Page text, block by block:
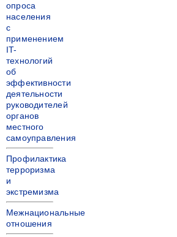
опроса
населения
с
применением
IT-
технологий
об
эффективности
деятельности
руководителей
органов
местного
самоуправления
Профилактика
терроризма
и
экстремизма
Межнациональные
отношения